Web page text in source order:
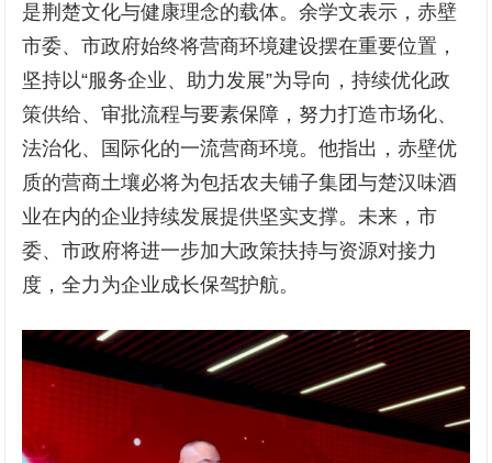
是荆楚文化与健康理念的载体。余学文表示，赤壁
市委、市政府始终将营商环境建设摆在重要位置，
坚持以“服务企业、助力发展”为导向，持续优化政
策供给、审批流程与要素保障，努力打造市场化、
法治化、国际化的一流营商环境。他指出，赤壁优
质的营商土壤必将为包括农夫铺子集团与楚汉味酒
业在内的企业持续发展提供坚实支撑。未来，市
委、市政府将进一步加大政策扶持与资源对接力
度，全力为企业成长保驾护航。